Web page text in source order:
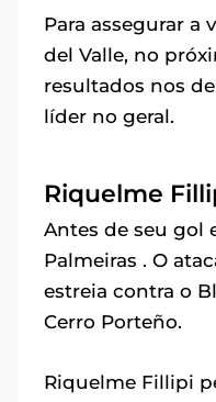
Para assegurar a
del Valle, no
resultados nos
líder no geral.
Riquelme
Antes de seu gol
Palmeiras . O
estreia contra o
Cerro Porteño.
Riquelme Fillipi